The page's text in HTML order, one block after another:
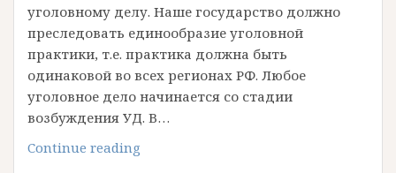
уголовному делу. Наше государство должно
преследовать единообразие уголовной
практики, т.е. практика должна быть
одинаковой во всех регионах РФ. Любое
уголовное дело начинается со стадии
возбуждения УД. В…
Continue reading